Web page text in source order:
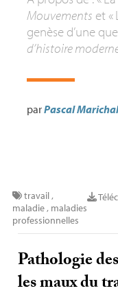
Mouvements et «
genèse d’une
d’histoire
parPascal
travail,
maladie, maladies
professionnelles
Pathologie
les maux du